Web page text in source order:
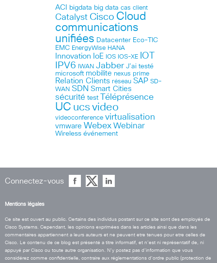
ACI bigdata big data cas client
Catalyst Cisco Cloud
communications
unifiées Datacenter Eco-TIC
EMC EnergyWise HANA
Innovation IoE IOS IOS-XE IOT
IPV6 IWAN Jabber J’ai testé
microsoft mobilite nexus prime
Relation Clients réseau SAP SD-
WAN SDN Smart Cities
sécurité test Téléprésence
UC ucs video
videoconference virtualisation
vmware Webex Webinar
Wireless événement
Connectez-vous
Mentions légales
Ce site est ouvert au public. Certains des individus postant sur ce site sont des employés de
Cisco Systems. Cependant, les opinions exprimées dans les articles ainsi que dans les
commentaires appartiennent a leurs auteurs et ne peuvent etre tenues pour etre celles de
Cisco. Le contenu de ce blog est présenté a titre informatif, et n’est ni représentatif de, ni
appuyé par Cisco ou toute autre organisation. N’y postez pas d’information que vous
considérez comme confidentielle, contraire aux réglementations d’ordre public (protection de